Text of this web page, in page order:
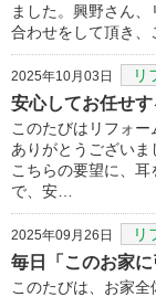
ました。興野さん
合わせをして頂き、
2025年10月03日 リ
安心してお任せ
このたびはリフォ
ありがとうございま
こちらの要望に、
で、安…
2025年09月26日 リ
毎日「このお家
このたびは、お家